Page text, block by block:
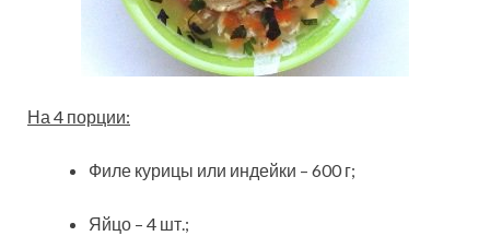
На 4 порции:
Филе курицы или индейки – 600 г;
Яйцо – 4 шт.;